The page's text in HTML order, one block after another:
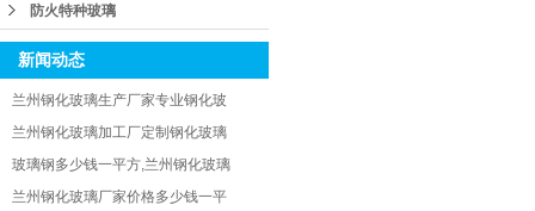
防火特种玻璃
新闻动态
兰州钢化玻璃生产厂家专业钢化玻
兰州钢化玻璃加工厂定制钢化玻璃
玻璃钢多少钱一平方,兰州钢化玻璃
兰州钢化玻璃厂家价格多少钱一平